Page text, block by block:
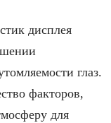
дисплея
глаз.
факторов,
для